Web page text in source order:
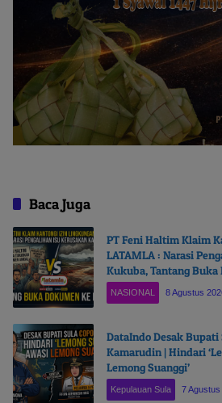
Baca Juga
PT Feni Haltim Klaim
LATAMLA : Narasi
Kukuba, Tantang
NASIONAL 8 Agustus
DataIndo Desak
Kamarudin | Hindari
Lemong Suanggi’
Kepulauan Sula 7